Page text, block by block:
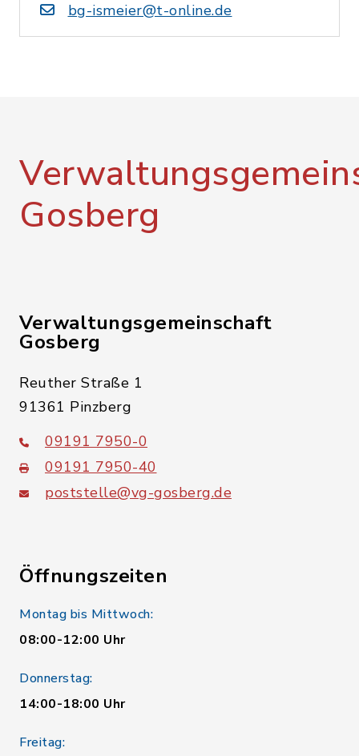
bg-ismeier@t-online.de
Gosberg
Verwaltungsgemeinschaft
Gosberg
Reuther Straße 1
91361 Pinzberg
09191 7950-0
09191 7950-40
poststelle@vg-gosberg.de
Öffnungszeiten
Montag bis Mittwoch:
08:00-12:00 Uhr
Donnerstag:
14:00-18:00 Uhr
Freitag: